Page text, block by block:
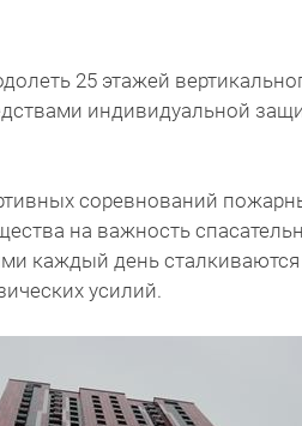
25 этажей
индивидуальной
соревнований
на важность
каждый день
усилий.